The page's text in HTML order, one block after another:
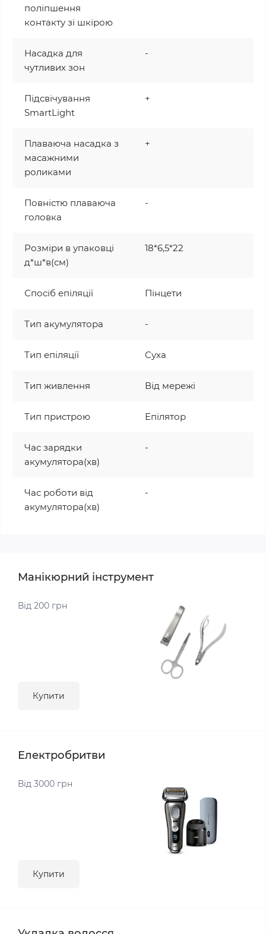
поліпшення
контакту зі шкірою
Насадка для
чутливих зон
-
Підсвічування
SmartLight
+
Плаваюча насадка з
масажними
роликами
+
Повністю плаваюча
головка
-
Розміри в упаковці
д*ш*в(см)
18*6,5*22
Спосіб епіляції Пінцети
Тип акумулятора -
Тип епіляції Суха
Тип живлення Від мережі
Тип пристрою Епілятор
Час зарядки
акумулятора(хв)
-
Час роботи від
акумулятора(хв)
-
Манікюрний інструмент
Від 200 грн
Купити
Електробритви
Від 3000 грн
Купити